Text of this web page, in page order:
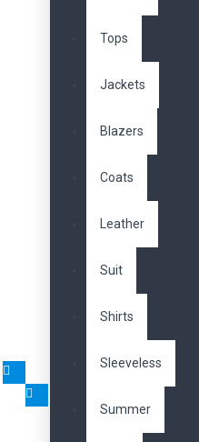
Tops
Jackets
Blazers
Coats
Leather
Suit
Shirts
Sleeveless
Summer
Powder Face Mask
Highlight Powder
190,00TL